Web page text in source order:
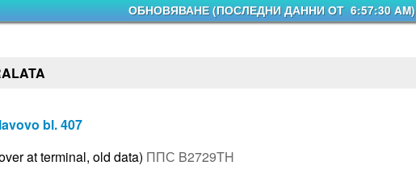
ОБНОВЯВАНЕ (ПОСЛЕДНИ ДАННИ ОТ 6:57:30 AM)
bl. 407
at terminal, old data) ППС B2729TH